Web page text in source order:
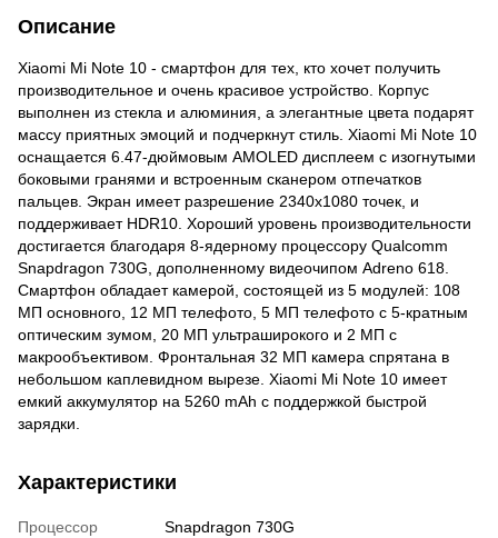
Описание
Xiaomi Mi Note 10 - смартфон для тех, кто хочет получить
производительное и очень красивое устройство. Корпус
выполнен из стекла и алюминия, а элегантные цвета подарят
массу приятных эмоций и подчеркнут стиль. Xiaomi Mi Note 10
оснащается 6.47-дюймовым AMOLED дисплеем с изогнутыми
боковыми гранями и встроенным сканером отпечатков
пальцев. Экран имеет разрешение 2340х1080 точек, и
поддерживает HDR10. Хороший уровень производительности
достигается благодаря 8-ядерному процессору Qualcomm
Snapdragon 730G, дополненному видеочипом Adreno 618.
Смартфон обладает камерой, состоящей из 5 модулей: 108
МП основного, 12 МП телефото, 5 МП телефото с 5-кратным
оптическим зумом, 20 МП ультраширокого и 2 МП с
макрообъективом. Фронтальная 32 МП камера спрятана в
небольшом каплевидном вырезе. Xiaomi Mi Note 10 имеет
емкий аккумулятор на 5260 mAh с поддержкой быстрой
зарядки.
Характеристики
Процессор
Snapdragon 730G